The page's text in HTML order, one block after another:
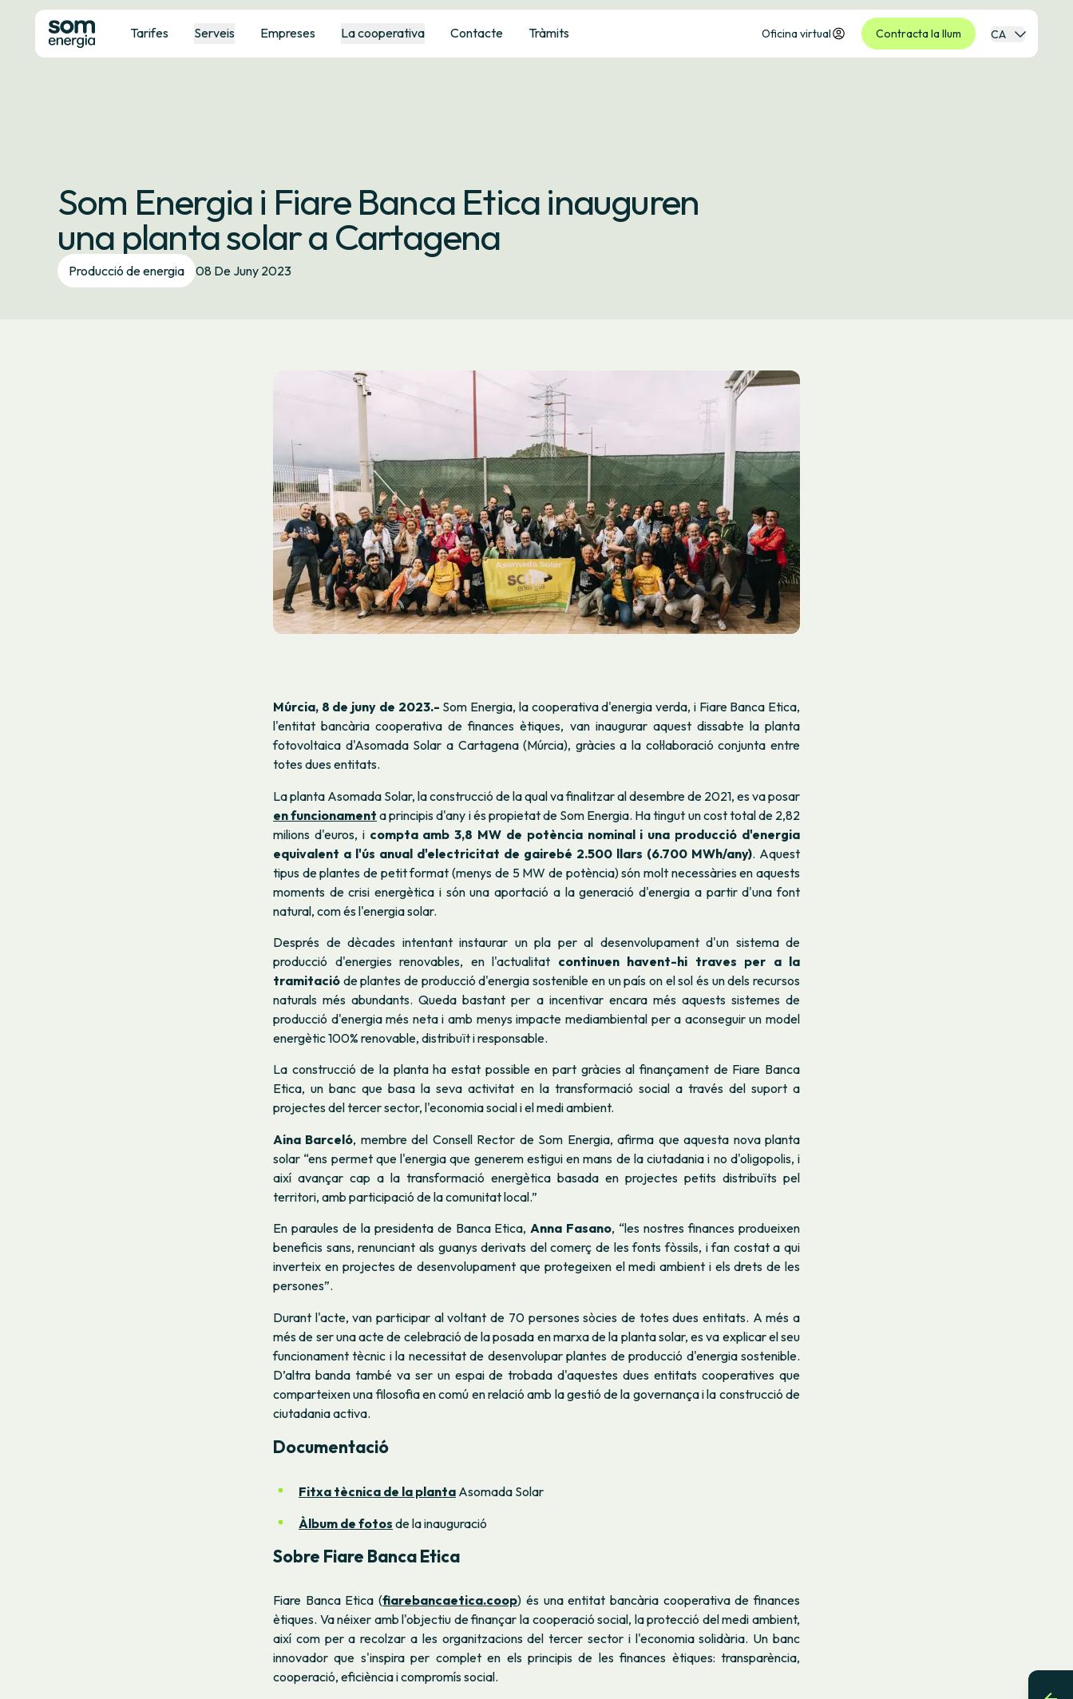
Tarifes Serveis Empreses La cooperativa Contacte Tràmits Oficina virtual Contracta la llum CA
Som Energia i Fiare Banca Etica inauguren
una planta solar a Cartagena
Producció de energia 08 De Juny 2023
Múrcia, 8 de juny de 2023.- Som Energia, la cooperativa d'energia verda, i Fiare Banca Etica,
l'entitat bancària cooperativa de finances ètiques, van inaugurar aquest dissabte la planta
fotovoltaica d'Asomada Solar a Cartagena (Múrcia), gràcies a la col·laboració conjunta entre
totes dues entitats.
La planta Asomada Solar, la construcció de la qual va finalitzar al desembre de 2021, es va posar
en funcionament a principis d'any i és propietat de Som Energia. Ha tingut un cost total de 2,82
milions d'euros, i compta amb 3,8 MW de potència nominal i una producció d'energia
equivalent a l'ús anual d'electricitat de gairebé 2.500 llars (6.700 MWh/any). Aquest
tipus de plantes de petit format (menys de 5 MW de potència) són molt necessàries en aquests
moments de crisi energètica i són una aportació a la generació d'energia a partir d'una font
natural, com és l'energia solar.
Després de dècades intentant instaurar un pla per al desenvolupament d'un sistema de
producció d'energies renovables, en l'actualitat continuen havent-hi traves per a la
tramitació de plantes de producció d'energia sostenible en un país on el sol és un dels recursos
naturals més abundants. Queda bastant per a incentivar encara més aquests sistemes de
producció d'energia més neta i amb menys impacte mediambiental per a aconseguir un model
energètic 100% renovable, distribuït i responsable.
La construcció de la planta ha estat possible en part gràcies al finançament de Fiare Banca
Etica, un banc que basa la seva activitat en la transformació social a través del suport a
projectes del tercer sector, l'economia social i el medi ambient.
Aina Barceló, membre del Consell Rector de Som Energia, afirma que aquesta nova planta
solar “ens permet que l'energia que generem estigui en mans de la ciutadania i no d'oligopolis, i
així avançar cap a la transformació energètica basada en projectes petits distribuïts pel
territori, amb participació de la comunitat local.”
En paraules de la presidenta de Banca Etica,Anna Fasano, “les nostres finances produeixen
beneficis sans, renunciant als guanys derivats del comerç de les fonts fòssils, i fan costat a qui
inverteix en projectes de desenvolupament que protegeixen el medi ambient i els drets de les
persones”.
Durant l'acte, van participar al voltant de 70 persones sòcies de totes dues entitats. A més a
més de ser una acte de celebració de la posada en marxa de la planta solar, es va explicar el seu
funcionament tècnic i la necessitat de desenvolupar plantes de producció d'energia sostenible.
D’altra banda també va ser un espai de trobada d'aquestes dues entitats cooperatives que
comparteixen una filosofia en comú en relació amb la gestió de la governança i la construcció de
ciutadania activa.
Documentació
Fitxa tècnica de la planta Asomada Solar
Àlbum de fotos de la inauguració
Sobre Fiare Banca Etica
Fiare Banca Etica (fiarebancaetica.coop) és una entitat bancària cooperativa de finances
ètiques. Va néixer amb l'objectiu de finançar la cooperació social, la protecció del medi ambient,
així com per a recolzar a les organitzacions del tercer sector i l'economia solidària. Un banc
innovador que s'inspira per complet en els principis de les finances ètiques: transparència,
cooperació, eficiència i compromís social.